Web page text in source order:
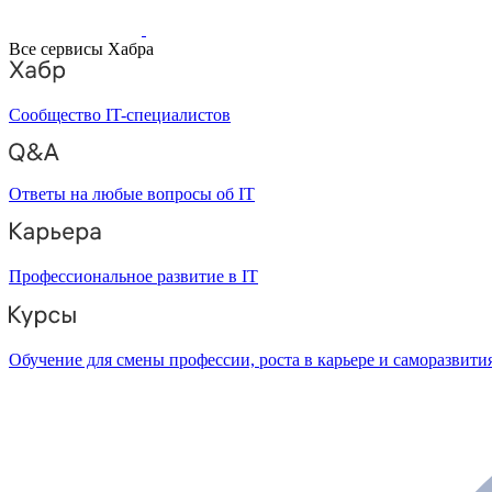
Все сервисы Хабра
Сообщество IT-специалистов
Ответы на любые вопросы об IT
Профессиональное развитие в IT
Обучение для смены профессии, роста в карьере и